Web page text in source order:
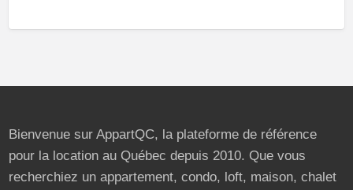
Bienvenue sur AppartQC, la plateforme de référence
pour la location au Québec depuis 2010. Que vous
recherchiez un appartement, condo, loft, maison, chalet